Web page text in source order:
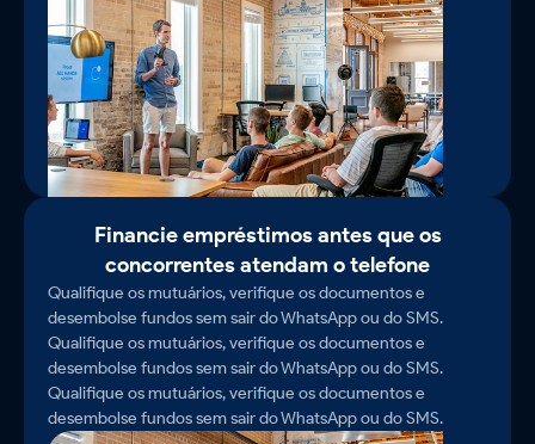
Financie empréstimos antes que os
concorrentes atendam o telefone
Qualifique os mutuários, verifique os documentos e
desembolse fundos sem sair do WhatsApp ou do SMS.
Qualifique os mutuários, verifique os documentos e
desembolse fundos sem sair do WhatsApp ou do SMS.
Qualifique os mutuários, verifique os documentos e
desembolse fundos sem sair do WhatsApp ou do SMS.